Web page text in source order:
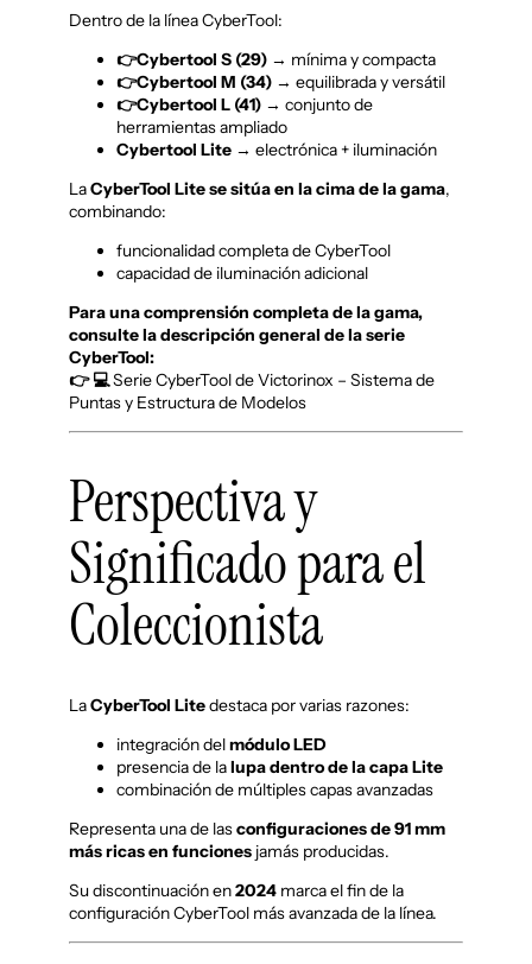
Dentro de la línea CyberTool:
👉Cybertool S (29)→ mínima y compacta
👉Cybertool M (34)→ equilibrada y versátil
👉Cybertool L (41)→ conjunto de
herramientas ampliado
Cybertool Lite→ electrónica + iluminación
LaCyberTool Lite se sitúa en la cima de la gama,
combinando:
funcionalidad completa de CyberTool
capacidad de iluminación adicional
Para una comprensión completa de la gama,
consulte la descripción general de la serie
CyberTool:
👉 💻Serie CyberTool de Victorinox – Sistema de
Puntas y Estructura de Modelos
Perspectiva y
Significado para el
Coleccionista
LaCyberTool Litedestaca por varias razones:
integración delmódulo LED
presencia de lalupa dentro de la capa Lite
combinación de múltiples capas avanzadas
Representa una de lasconfiguraciones de 91 mm
más ricas en funcionesjamás producidas.
Su discontinuación en2024marca el fin de la
configuración CyberTool más avanzada de la línea.